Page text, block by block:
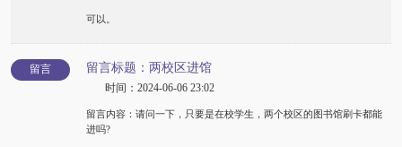
可以。
留言 留言标题：两校区进馆
时间：2024-06-06 23:02
留言内容：请问一下，只要是在校学生，两个校区的图书馆刷卡都能
进吗?